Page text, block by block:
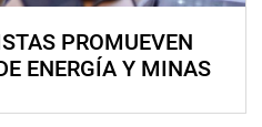
PROMUEVEN
ENERGÍA Y MINAS